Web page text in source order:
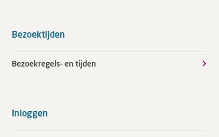
Bezoektijden
Bezoekregels- en tijden
Inloggen